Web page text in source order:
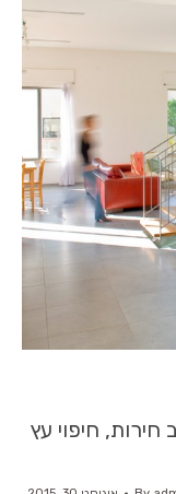
חיפוי עץ